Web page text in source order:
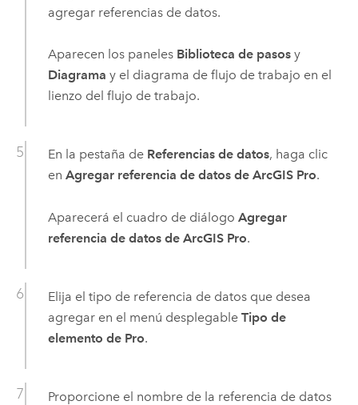
agregar referencias de datos.
Aparecen los paneles Biblioteca de pasosy
Diagrama y el diagrama de flujo de trabajo en el
lienzo del flujo de trabajo.
En la pestaña de Referencias de datos, haga clic
en Agregar referencia de datos de ArcGIS Pro.
Aparecerá el cuadro de diálogo Agregar
referencia de datos de ArcGIS Pro.
Elija el tipo de referencia de datos que desea
agregar en el menú desplegable Tipo de
elemento de Pro.
Proporcione el nombre de la referencia de datos